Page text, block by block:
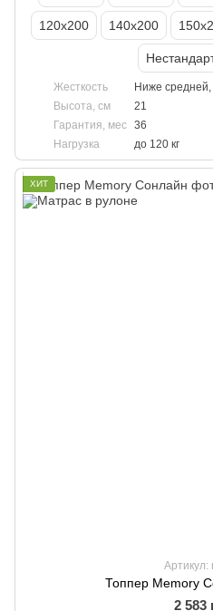
120х200 140х200
Жесткость
Ниже
Высота, см
21
Гарантия, мес 36
Нагрузка
до 120 кг
ХИТ
Артикул:
Топпер Memory
2 583